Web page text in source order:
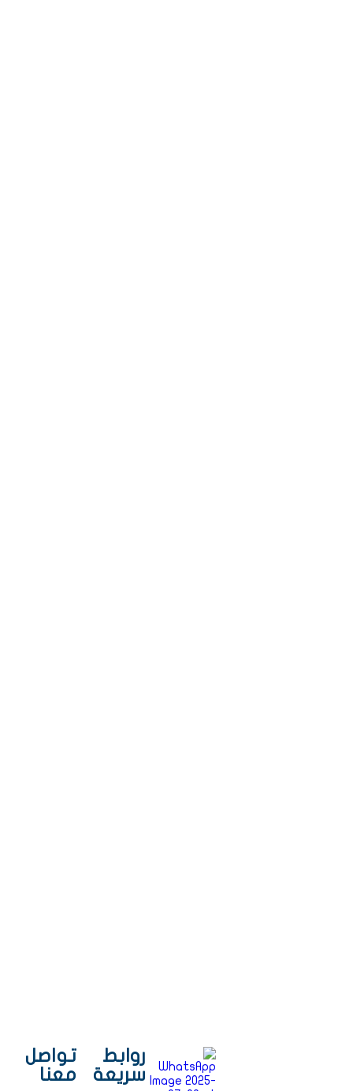
روابط
سريعة
تواصل
معنا